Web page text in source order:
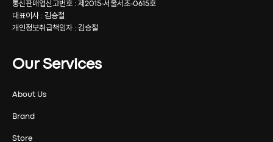
통신판매업신고번호 : 제2015-서울서초-0615호
대표이사 : 김승철
개인정보취급책임자 : 김승철
Our Services
About Us
Brand
Store